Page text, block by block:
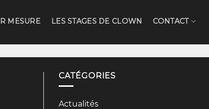
MESURE LES STAGES DE CLOWN CONTACT
CATÉGORIES
Actualités